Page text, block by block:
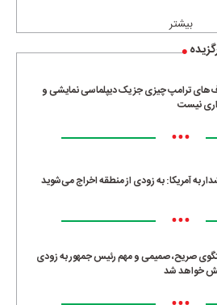
بیشتر
ترامپ چیزی جز یک دیپلماسی نمایشی و
نیست
•••
به آمریکا: به زودی از منطقه اخراج می‌شوید
•••
صریح، صمیمی و مهم رئیس جمهور به زودی
خواهد شد